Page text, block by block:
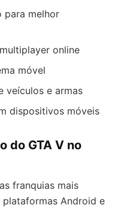
para melhor
online
móvel
veículos e armas
dispositivos móveis
do GTA V no
franquias mais
Android e